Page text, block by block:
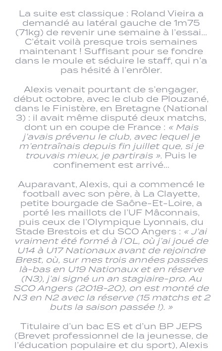
La suite est classique : Roland Vieira a
demandé au latéral gauche de 1m75
(71kg) de revenir une semaine à l’essai…
C’était voilà presque trois semaines
maintenant ! Suffisant pour se fondre
dans le moule et séduire le staff, qui n’a
pas hésité à l’enrôler.
Alexis venait pourtant de s’engager,
début octobre, avec le club de Plouzané,
dans le Finistère, en Bretagne (National
3) : il avait même disputé deux matchs,
dont un en coupe de France : « Mais
j’avais prévenu le club, avec lequel je
m’entraînais depuis fin juillet que, si je
trouvais mieux, je partirais ». Puis le
confinement est arrivé…
Auparavant, Alexis, qui a commencé le
football avec son père, à La Clayette,
petite bourgade de Saône-Et-Loire, a
porté les maillots de l’UF Mâconnais,
puis ceux de l’Olympique Lyonnais, du
Stade Brestois et du SCO Angers : « J’ai
vraiment été formé à l’OL, où j’ai joué de
U14 à U17 Nationaux avant de rejoindre
Brest, où, sur mes trois années passées
là-bas en U19 Nationaux et en réserve
(N3), j’ai signé un an stagiaire-pro. Au
SCO Angers (2018-20), on est monté de
N3 en N2 avec la réserve (15 matchs et 2
buts la saison passée !). »
Titulaire d’un bac ES et d’un BP JEPS
(Brevet professionnel de la jeunesse, de
l’éducation populaire et du sport), Alexis